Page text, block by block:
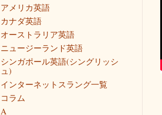
アメリカ英語
カナダ英語
オーストラリア英語
ニュージーランド英語
シンガポール英語(シングリッシ
ュ)
インターネットスラング一覧
コラム
A